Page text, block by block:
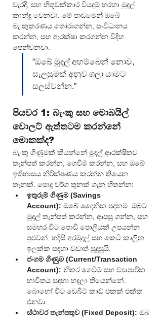
වැරදි, සහ හිතුවක්කාර වියදම් හරහා මුදල්
කාන්දු වෙනවා. මේ පාඩමෙන් ඔබේ
බැංකුකරණය තෝරාගන්න, සංවිධානය
කරන්න, සහ ආරක්ෂා කරගන්න විදිහ
පෙන්වනවා.
“ඔබේ මුදල් අහම්බෙන් නොව,
සැලසුමක් අනුව ගලා යාමට
සලස්වන්න.”
පියවර 1: බැංකු සහ මොබයිල්
වොලට් ඇත්තටම කරන්නේ
මොකක්ද?
බැංකු ගිණුමක් කියන්නේ මුදල් ආරක්ෂිතව
තැන්පත් කරන්න, ගෙවීම් කරන්න, සහ ඔබේ
ඉතිහාසය නිරීක්ෂණය කරන්න තියෙන
තැනක්. පොදු වර්ග තුනක් ගැන හිතන්න:
ඉතුරුම් ගිණුම (Savings
Account): ඔබේ දෛනික පදනම. ඔබට
මුදල් තැන්පත් කරන්න, ආපසු ගන්න, සහ
සමහර විට පොඩි පොලියක් උපයන්න
පුළුවන්. හදිසි අරමුදල් සහ කෙටි කාලීන
ඉලක්ක සඳහා වඩාත් සුදුසුයි.
ජංගම ගිණුම (Current/Transaction
Account): නිතර ගෙවීම් සහ ව්‍යාපාරික
භාවිතය සඳහා හදලා තියෙන්නේ.
බොහෝ විට ඩෙබිට් කාඩ් එකක් එක්ක
එනවා.
ස්ථාවර තැන්පතුව (Fixed Deposit): ඔබ